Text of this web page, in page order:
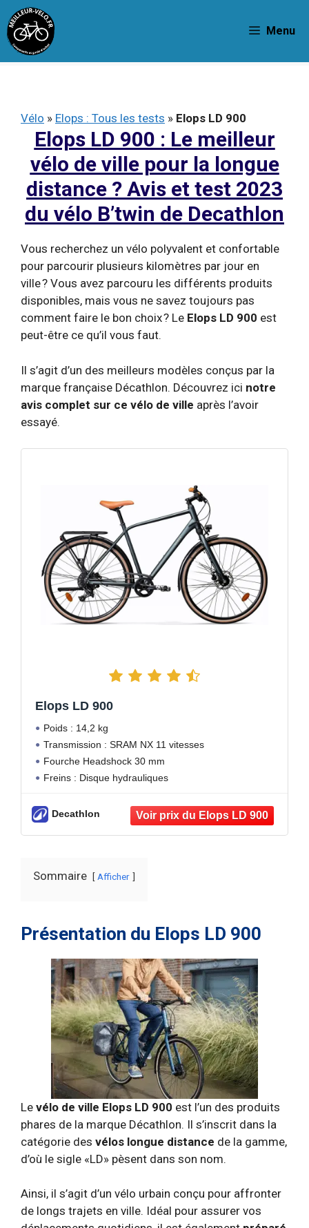
Aller
au
contenu
Menu
Vélo » Elops : Tous les tests » Elops LD 900
Elops LD 900 : Le meilleur
vélo de ville pour la longue
distance ? Avis et test 2023
du vélo B’twin de Decathlon
Vous recherchez un vélo polyvalent et confortable
pour parcourir plusieurs kilomètres par jour en
ville ? Vous avez parcouru les différents produits
disponibles, mais vous ne savez toujours pas
comment faire le bon choix ? Le Elops LD 900 est
peut-être ce qu’il vous faut.
Il s’agit d’un des meilleurs modèles conçus par la
marque française Décathlon. Découvrez ici notre
avis complet sur ce vélo de ville après l’avoir
essayé.
Elops LD 900
Poids : 14,2 kg
Transmission : SRAM NX 11 vitesses
Fourche Headshock 30 mm
Freins : Disque hydrauliques
Decathlon
Sommaire Afficher
Présentation du Elops LD 900
Le vélo de ville Elops LD 900 est l’un des produits
phares de la marque Décathlon. Il s’inscrit dans la
catégorie des vélos longue distance de la gamme,
d’où le sigle «LD» pèsent dans son nom.
Ainsi, il s’agit d’un vélo urbain conçu pour affronter
de longs trajets en ville. Idéal pour assurer vos